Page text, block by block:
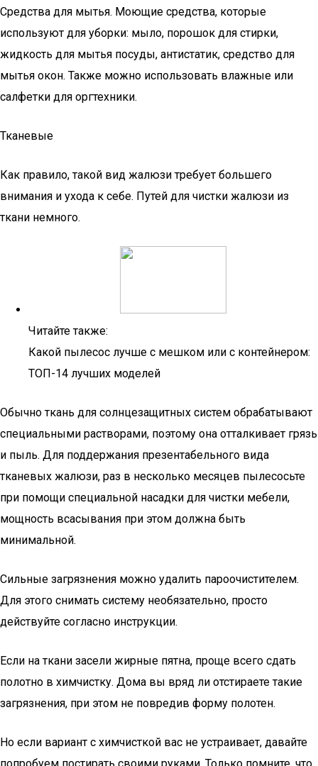
Средства для мытья. Моющие средства, которые
используют для уборки: мыло, порошок для стирки,
жидкость для мытья посуды, антистатик, средство для
мытья окон. Также можно использовать влажные или
салфетки для оргтехники.
Тканевые
Как правило, такой вид жалюзи требует большего
внимания и ухода к себе. Путей для чистки жалюзи из
ткани немного.
Читайте также:
Какой пылесос лучше с мешком или с контейнером:
ТОП-14 лучших моделей
Обычно ткань для солнцезащитных систем обрабатывают
специальными растворами, поэтому она отталкивает грязь
и пыль. Для поддержания презентабельного вида
тканевых жалюзи, раз в несколько месяцев пылесосьте
при помощи специальной насадки для чистки мебели,
мощность всасывания при этом должна быть
минимальной.
Сильные загрязнения можно удалить пароочистителем.
Для этого снимать систему необязательно, просто
действуйте согласно инструкции.
Если на ткани засели жирные пятна, проще всего сдать
полотно в химчистку. Дома вы вряд ли отстираете такие
загрязнения, при этом не повредив форму полотен.
Но если вариант с химчисткой вас не устраивает, давайте